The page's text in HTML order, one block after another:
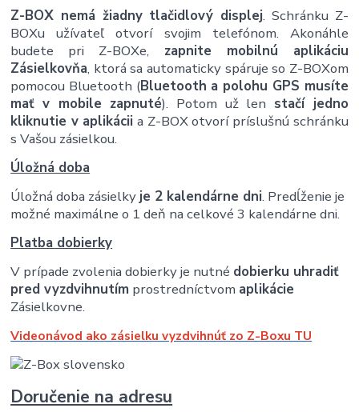
Z-BOX nemá žiadny tlačidlový displej. Schránku Z-
BOXu užívateľ otvorí svojim telefónom. Akonáhle
budete pri Z-BOXe, zapnite mobilnú aplikáciu
Zásielkovňa, ktorá sa automaticky spáruje so Z-BOXom
pomocou Bluetooth (Bluetooth a polohu GPS musíte
mať v mobile zapnuté). Potom už len stačí jedno
kliknutie v aplikácii a Z-BOX otvorí príslušnú schránku
s Vašou zásielkou.
Úložná doba
Úložná doba zásielky je 2 kalendárne dni. Predĺženie je
možné maximálne o 1 deň na celkové 3 kalendárne dni.
Platba dobierky
V prípade zvolenia dobierky je nutné dobierku uhradiť
pred vyzdvihnutím prostredníctvom aplikácie
Zásielkovne.
Videonávod ako zásielku vyzdvihnúť zo Z-Boxu TU
Doručenie na adresu